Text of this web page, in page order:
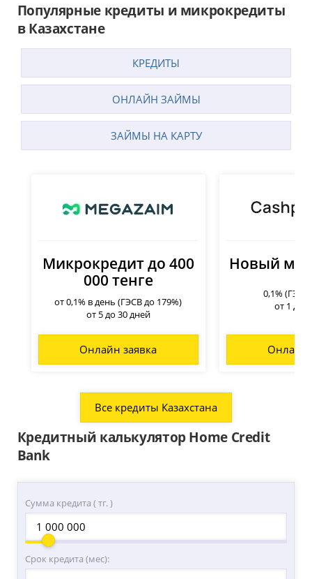
Популярные кредиты и микрокредиты
в Казахстане
КРЕДИТЫ
ОНЛАЙН ЗАЙМЫ
ЗАЙМЫ НА КАРТУ
Микрокредит до 400
000 тенге
от 0,1% в день (ГЭСВ до 179%)
от 5 до 30 дней
Онлайн заявка
Новый
0,1% (ГЭСВ
от 1 до
Онлайн
Все кредиты Казахстана
Кредитный калькулятор Home Credit
Bank
Сумма кредита ( тг. )
Срок кредита (мес):